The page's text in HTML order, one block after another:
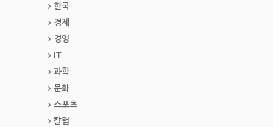
한국
경제
경영
IT
과학
문화
스포츠
칼럼